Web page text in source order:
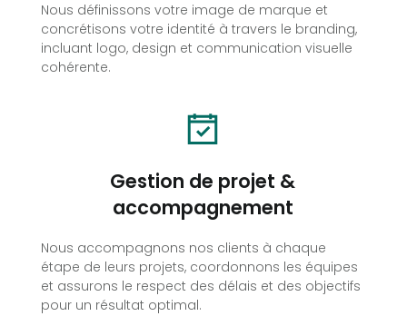
Nous définissons votre image de marque et
concrétisons votre identité à travers le branding,
incluant logo, design et communication visuelle
cohérente.
Gestion de projet &
accompagnement
Nous accompagnons nos clients à chaque
étape de leurs projets, coordonnons les équipes
et assurons le respect des délais et des objectifs
pour un résultat optimal.